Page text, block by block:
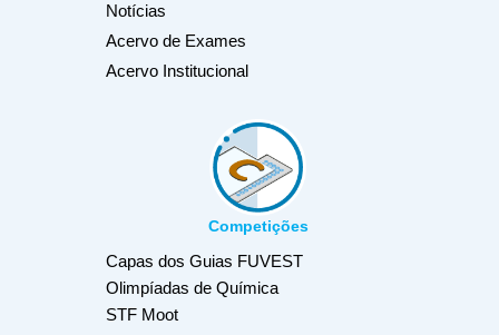
Notícias
Acervo de Exames
Acervo Institucional
Competições
Capas dos Guias FUVEST
Olimpíadas de Química
STF Moot